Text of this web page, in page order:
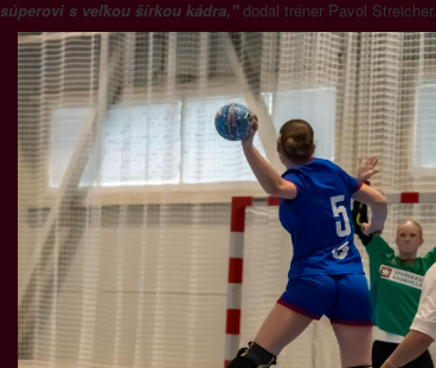
súperovi s veľkou šírkou kádra,"dodal tréner Pavol Streicher.